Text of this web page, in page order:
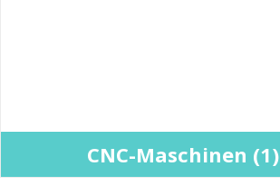
CNC-Maschinen (1)